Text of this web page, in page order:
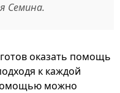
Семина.
оказать помощь
к каждой
можно